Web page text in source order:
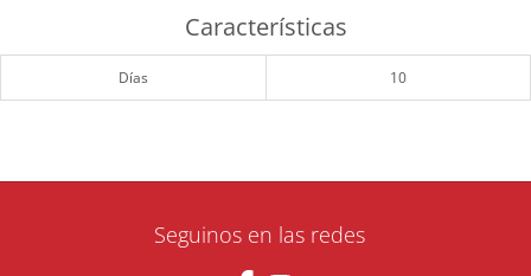
Características
Días 10
Seguinos en las redes